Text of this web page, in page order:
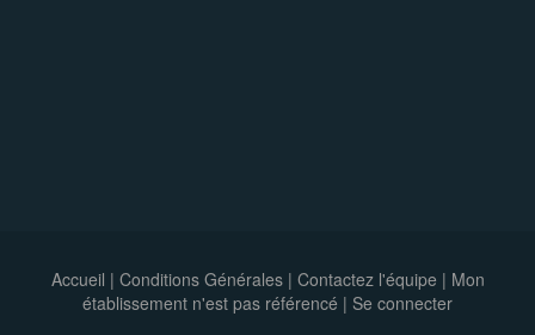
Accueil | Conditions Générales| Contactez l'équipe | Mon
établissement n'est pas référencé | Se connecter